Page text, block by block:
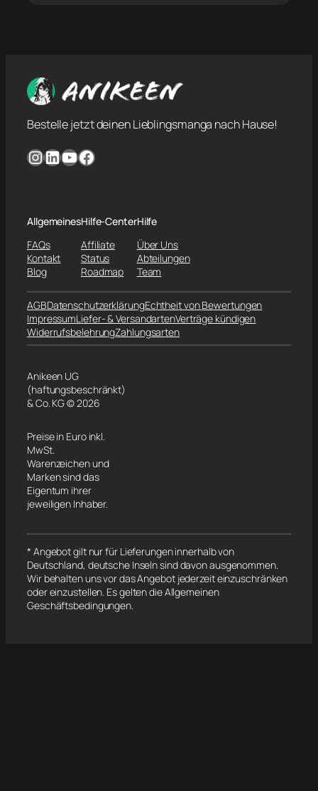
Bestelle jetzt deinen Lieblingsmanga nach Hause!
InstagramLinkedIn YouTube Facebook
Allgemeines
FAQs
Kontakt
Blog
Hilfe-Center
Affiliate
Status
Roadmap
Hilfe
Über Uns
Abteilungen
Team
AGBDatenschutzerklärungEchtheit von Bewertungen
ImpressumLiefer- & VersandartenVerträge kündigen
WiderrufsbelehrungZahlungsarten
Anikeen UG
(haftungsbeschränkt)
& Co. KG © 2026
Preise in Euro inkl.
MwSt.
Warenzeichen und
Marken sind das
Eigentum ihrer
jeweiligen Inhaber.
* Angebot gilt nur für Lieferungen innerhalb von
Deutschland, deutsche Inseln sind davon ausgenommen.
Wir behalten uns vor das Angebot jederzeit einzuschränken
oder einzustellen. Es gelten die Allgemeinen
Geschäftsbedingungen.